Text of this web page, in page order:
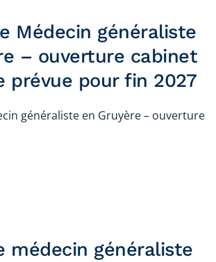
Médecin généraliste
– ouverture cabinet
prévue pour fin 2027
généraliste en Gruyère – ouverture
médecin généraliste